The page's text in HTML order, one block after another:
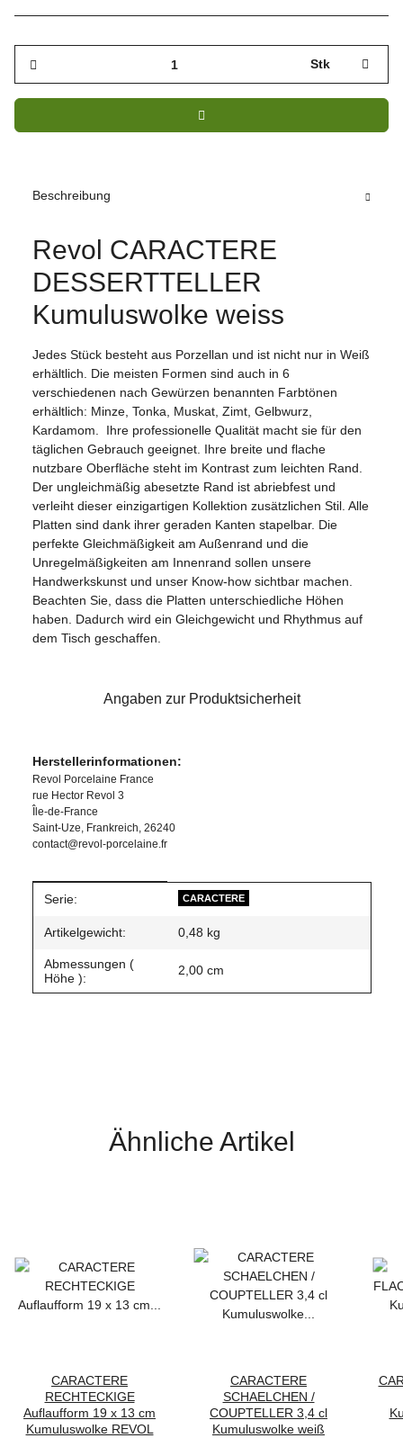
Stk
Beschreibung
Revol CARACTERE
DESSERTTELLER
Kumuluswolke weiss
Jedes Stück besteht aus Porzellan und ist nicht nur in Weiß
erhältlich. Die meisten Formen sind auch in 6
verschiedenen nach Gewürzen benannten Farbtönen
erhältlich: Minze, Tonka, Muskat, Zimt, Gelbwurz,
Kardamom. Ihre professionelle Qualität macht sie für den
täglichen Gebrauch geeignet. Ihre breite und flache
nutzbare Oberfläche steht im Kontrast zum leichten Rand.
Der ungleichmäßig abesetzte Rand ist abriebfest und
verleiht dieser einzigartigen Kollektion zusätzlichen Stil. Alle
Platten sind dank ihrer geraden Kanten stapelbar. Die
perfekte Gleichmäßigkeit am Außenrand und die
Unregelmäßigkeiten am Innenrand sollen unsere
Handwerkskunst und unser Know-how sichtbar machen.
Beachten Sie, dass die Platten unterschiedliche Höhen
haben. Dadurch wird ein Gleichgewicht und Rhythmus auf
dem Tisch geschaffen.
Angaben zur Produktsicherheit
Herstellerinformationen:
Revol Porcelaine France
rue Hector Revol 3
Île-de-France
Saint-Uze, Frankreich, 26240
contact@revol-porcelaine.fr
Produkteigenschaft
Wert
Serie: CARACTERE
Artikelgewicht: 0,48 kg
Abmessungen (
Höhe ):
2,00 cm
Ähnliche Artikel
CARACTERE
RECHTECKIGE
Auflaufform 19 x 13 cm
Kumuluswolke REVOL
CARACTERE
SCHAELCHEN /
COUPTELLER 3,4 cl
Kumuluswolke weiß